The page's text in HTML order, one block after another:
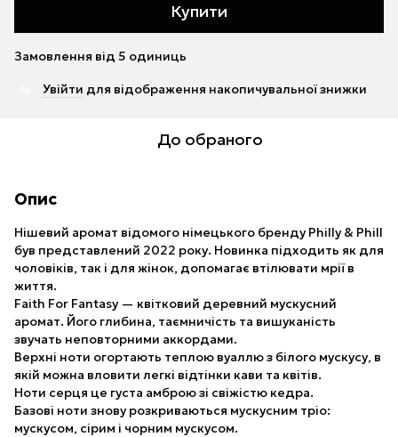
Купити
Замовлення від 5 одиниць
Увійти для відображення накопичувальної знижки
До обраного
Опис
Нішевий аромат відомого німецького бренду Philly & Phill
був представлений 2022 року. Новинка підходить як для
чоловіків, так і для жінок, допомагає втілювати мрії в
життя.
Faith For Fantasy — квітковий деревний мускусний
аромат. Його глибина, таємничість та вишуканість
звучать неповторними аккордами.
Верхні ноти огортають теплою вуаллю з білого мускусу, в
якій можна вловити легкі відтінки кави та квітів.
Ноти серця це густа амброю зі свіжістю кедра.
Базові ноти знову розкриваються мускусним тріо:
мускусом, сірим і чорним мускусом.